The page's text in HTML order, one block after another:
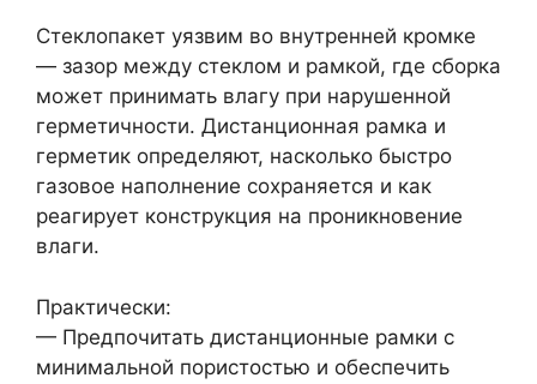
Стеклопакет уязвим во внутренней кромке
— зазор между стеклом и рамкой, где сборка
может принимать влагу при нарушенной
герметичности. Дистанционная рамка и
герметик определяют, насколько быстро
газовое наполнение сохраняется и как
реагирует конструкция на проникновение
влаги.
Практически:
— Предпочитать дистанционные рамки с
минимальной пористостью и обеспечить